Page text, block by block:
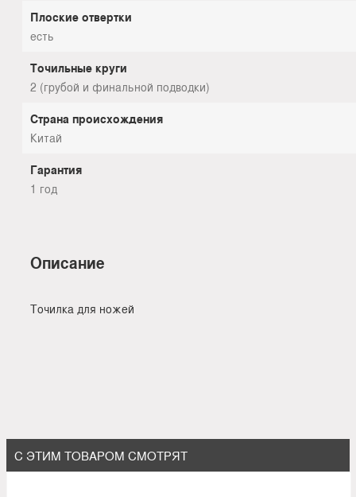
Плоские отвертки
есть
Точильные круги
2 (грубой и финальной подводки)
Страна происхождения
Китай
Гарантия
1 год
Описание
Точилка для ножей
С ЭТИМ ТОВАРОМ СМОТРЯТ